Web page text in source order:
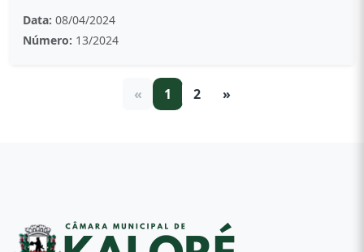
Data: 08/04/2024
Número: 13/2024
« 1 2 »